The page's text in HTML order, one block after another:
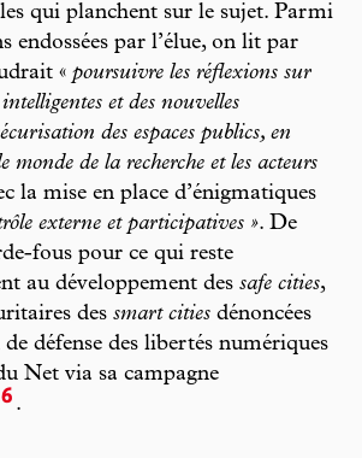
qui planchent sur le sujet. Parmi
endossées par l’élue, on lit par
« poursuivre les réflexions sur
et des nouvelles
des espaces publics, en
monde de la recherche et les acteurs
la mise en place d’énigmatiques
externe et participatives ». De
fous pour ce qui reste
au développement des safe cities,
des smart cities dénoncées
défense des libertés numériques
Net via sa campagne
6 .